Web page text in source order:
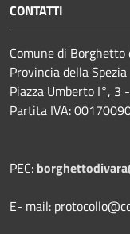
CONTATTI
Comune di Borghetto
Provincia della Spezia
Piazza Umberto I°, 3
Partita IVA:
PEC:
E- mail: